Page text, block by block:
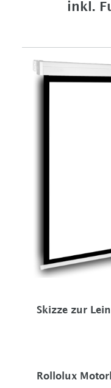
inkl.
Skizze zur
Rollolux